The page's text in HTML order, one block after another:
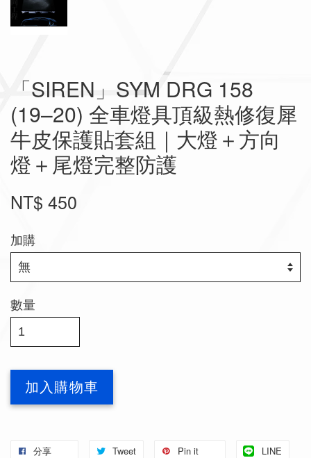
「SIREN」SYM DRG 158
(19–20) 全車燈具頂級熱修復犀
牛皮保護貼套組｜大燈＋方向
燈＋尾燈完整防護
NT$ 450
加購
數量
加入購物車
分享 Tweet Pin it LINE